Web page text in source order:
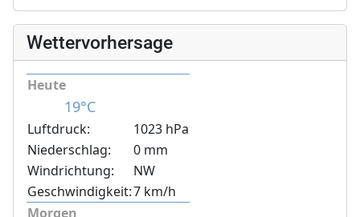
Wettervorhersage
Heute
19°C
Luftdruck:
1023 hPa
Niederschlag:
0 mm
Windrichtung:
NW
Geschwindigkeit:7 km/h
Morgen